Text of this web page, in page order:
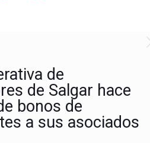
de
de Salgar hace
bonos de
a sus asociados